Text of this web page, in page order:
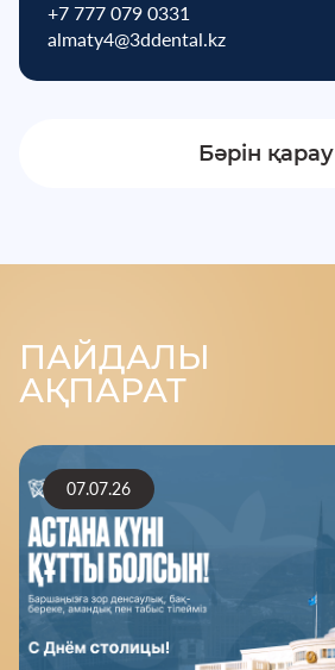
Бәрін қарау
+7 777 079 0331
almaty4@3ddental.kz
ПАЙДАЛЫ
АҚПАРАТ
07.07.26